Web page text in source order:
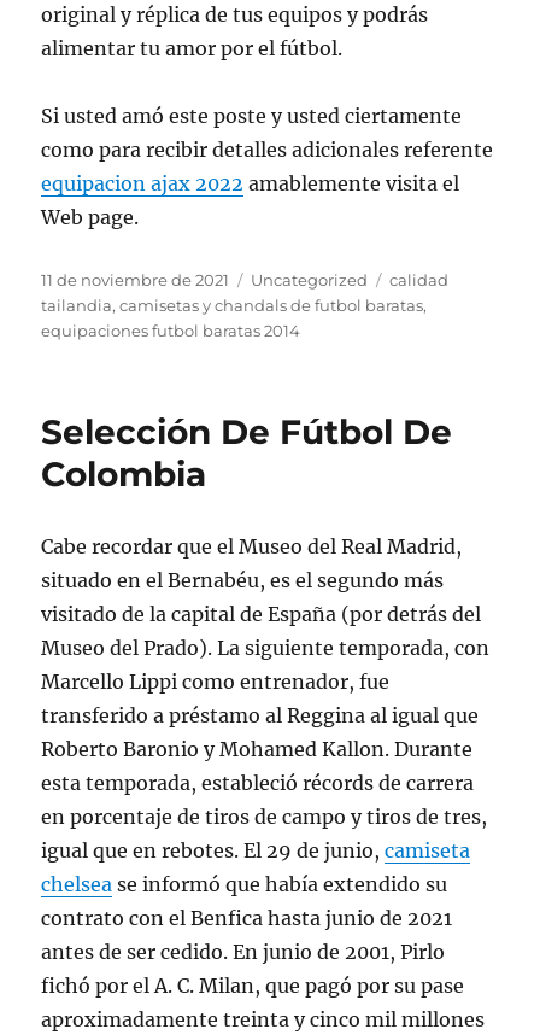
original y réplica de tus equipos y podrás
alimentar tu amor por el fútbol.
Si usted amó este poste y usted ciertamente
como para recibir detalles adicionales referente
equipacion ajax 2022 amablemente visita el
Web page.
Publicado
el
11 de noviembre de 2021 Categorías
Uncategorized Etiquetas
calidad
tailandia,camisetas y chandals de futbol baratas,
equipaciones futbol baratas 2014
Selección De Fútbol De
Colombia
Cabe recordar que el Museo del Real Madrid,
situado en el Bernabéu, es el segundo más
visitado de la capital de España (por detrás del
Museo del Prado). La siguiente temporada, con
Marcello Lippi como entrenador, fue
transferido a préstamo al Reggina al igual que
Roberto Baronio y Mohamed Kallon. Durante
esta temporada, estableció récords de carrera
en porcentaje de tiros de campo y tiros de tres,
igual que en rebotes. El 29 de junio,camiseta
chelsea se informó que había extendido su
contrato con el Benfica hasta junio de 2021
antes de ser cedido. En junio de 2001, Pirlo
fichó por el A. C. Milan, que pagó por su pase
aproximadamente treinta y cinco mil millones